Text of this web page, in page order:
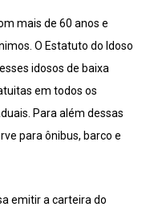
mais de 60 anos e
O Estatuto do Idoso
idosos de baixa
em todos os
Para além dessas
para ônibus, barco e
emitir a carteira do